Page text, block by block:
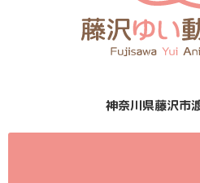
神奈川県藤沢